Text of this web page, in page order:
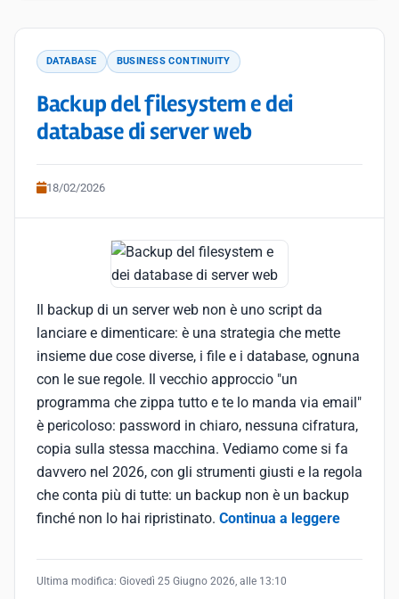
DATABASE BUSINESS CONTINUITY
Backup del filesystem e dei
database di server web
18/02/2026
Il backup di un server web non è uno script da
lanciare e dimenticare: è una strategia che mette
insieme due cose diverse, i file e i database, ognuna
con le sue regole. Il vecchio approccio "un
programma che zippa tutto e te lo manda via email"
è pericoloso: password in chiaro, nessuna cifratura,
copia sulla stessa macchina. Vediamo come si fa
davvero nel 2026, con gli strumenti giusti e la regola
che conta più di tutte: un backup non è un backup
finché non lo hai ripristinato. Continua a leggere
Ultima modifica: Giovedì 25 Giugno 2026, alle 13:10